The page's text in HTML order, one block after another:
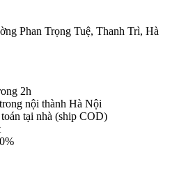
Phan Trọng Tuệ, Thanh Trì, Hà
2h
nội thành Hà Nội
tại nhà (ship COD)